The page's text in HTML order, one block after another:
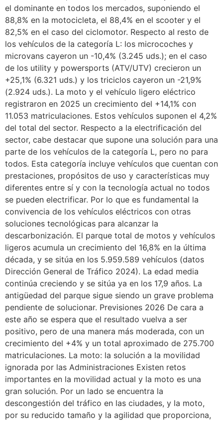
el dominante en todos los mercados, suponiendo el
88,8% en la motocicleta, el 88,4% en el scooter y el
82,5% en el caso del ciclomotor. Respecto al resto de
los vehículos de la categoría L: los microcoches y
microvans cayeron un -10,4% (3.245 uds.); en el caso
de los utility y powersports (ATV/UTV) crecieron un
+25,1% (6.321 uds.) y los triciclos cayeron un -21,9%
(2.924 uds.). La moto y el vehículo ligero eléctrico
registraron en 2025 un crecimiento del +14,1% con
11.053 matriculaciones. Estos vehículos suponen el 4,2%
del total del sector. Respecto a la electrificación del
sector, cabe destacar que supone una solución para una
parte de los vehículos de la categoría L, pero no para
todos. Esta categoría incluye vehículos que cuentan con
prestaciones, propósitos de uso y características muy
diferentes entre sí y con la tecnología actual no todos
se pueden electrificar. Por lo que es fundamental la
convivencia de los vehículos eléctricos con otras
soluciones tecnológicas para alcanzar la
descarbonización. El parque total de motos y vehículos
ligeros acumula un crecimiento del 16,8% en la última
década, y se sitúa en los 5.959.589 vehículos (datos
Dirección General de Tráfico 2024). La edad media
continúa creciendo y se sitúa ya en los 17,9 años. La
antigüedad del parque sigue siendo un grave problema
pendiente de solucionar. Previsiones 2026 De cara a
este año se espera que el resultado vuelva a ser
positivo, pero de una manera más moderada, con un
crecimiento del +4% y un total aproximado de 275.700
matriculaciones. La moto: la solución a la movilidad
ignorada por las Administraciones Existen retos
importantes en la movilidad actual y la moto es una
gran solución. Por un lado se encuentra la
descongestión del tráfico en las ciudades, y la moto,
por su reducido tamaño y la agilidad que proporciona,